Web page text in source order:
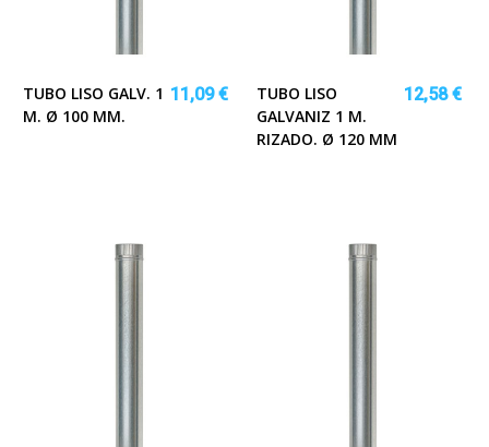
TUBO LISO GALV. 1
M. Ø 100 MM.
11,09 €
TUBO LISO
GALVANIZ 1 M.
RIZADO. Ø 120 MM
12,58 €